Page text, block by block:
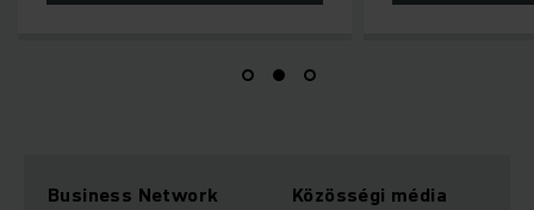
Business Network Közösségi média